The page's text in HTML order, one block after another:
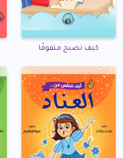
كيف تصبح متفوقًا